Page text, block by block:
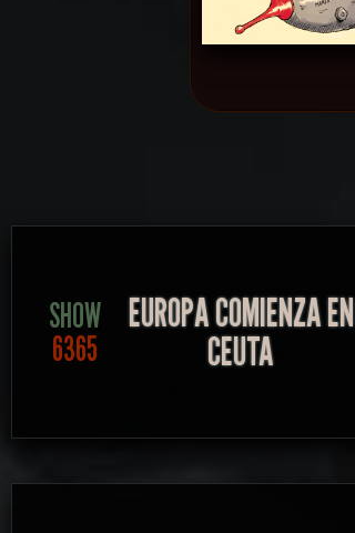
SHOW
6365
EUROPA COMIENZA EN
CEUTA